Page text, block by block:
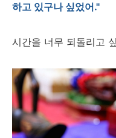
하고 있구나 싶었어."
시간을 너무 되돌리고